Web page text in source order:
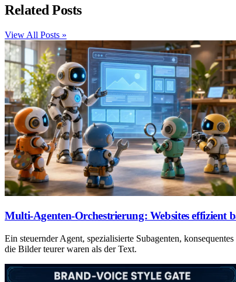
Related Posts
View All Posts »
Multi-Agenten-Orchestrierung: Websites effizient
Ein steuernder Agent, spezialisierte Subagenten,
die Bilder teurer waren als der Text.